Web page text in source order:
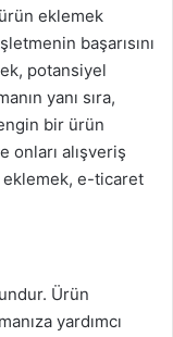
eklemek
başarısını
potansiyel
yanı sıra,
bir ürün
alışveriş
e-ticaret
Ürün
yardımcı